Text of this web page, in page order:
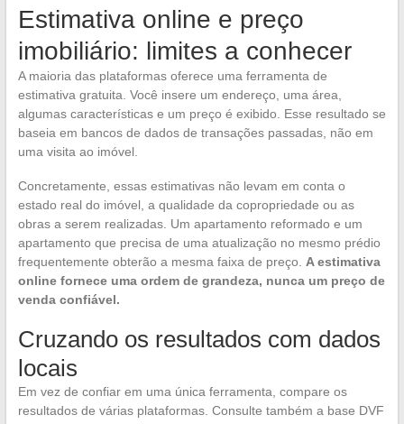
Estimativa online e preço
imobiliário: limites a conhecer
A maioria das plataformas oferece uma ferramenta de
estimativa gratuita. Você insere um endereço, uma área,
algumas características e um preço é exibido. Esse resultado se
baseia em bancos de dados de transações passadas, não em
uma visita ao imóvel.
Concretamente, essas estimativas não levam em conta o
estado real do imóvel, a qualidade da copropriedade ou as
obras a serem realizadas. Um apartamento reformado e um
apartamento que precisa de uma atualização no mesmo prédio
frequentemente obterão a mesma faixa de preço. A estimativa
online fornece uma ordem de grandeza, nunca um preço de
venda confiável.
Cruzando os resultados com dados
locais
Em vez de confiar em uma única ferramenta, compare os
resultados de várias plataformas. Consulte também a base DVF